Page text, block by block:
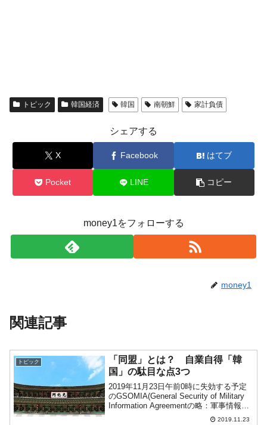
トピック 韓国経済 韓国 南朝鮮 家計負債
シェアする
X Facebook はてブ
Pocket LINE コピー
money1をフォローする
money1
関連記事
トピック
「同盟」とは？ 自業自得「韓
国」の駄目な点3つ
2019年11月23日午前0時に失効する予定
のGSOMIA(General Security of Military
Information Agreementの略：軍事情報に
関する包括的保全協定)でしたが、直前の
2019.11.23